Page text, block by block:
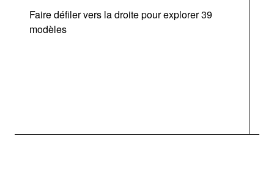
Faire défiler vers la droite pour explorer 39
modèles